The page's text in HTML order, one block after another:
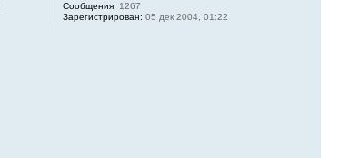
Сообщения: 1267
Зарегистрирован: 05 дек 2004, 01:22